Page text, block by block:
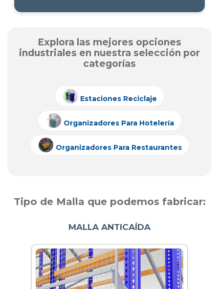
Explora las mejores opciones
industriales en nuestra selección por
categorías
Estaciones Reciclaje
Organizadores Para Hotelería
Organizadores Para Restaurantes
Tipo de Malla que podemos fabricar:
MALLA ANTICAÍDA